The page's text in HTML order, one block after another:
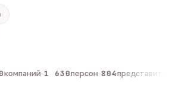
·1 630персон·804представителей